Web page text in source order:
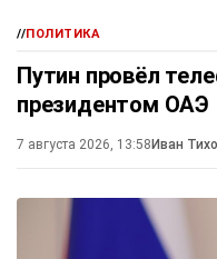
//ПОЛИТИКА
Путин провёл
президентом ОАЭ
7 августа 2026, 13:58 Иван